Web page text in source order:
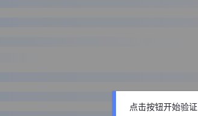
点击按钮开始验证